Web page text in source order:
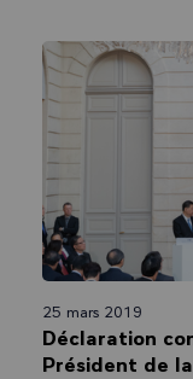
25 mars 2019
Déclaration
Président de